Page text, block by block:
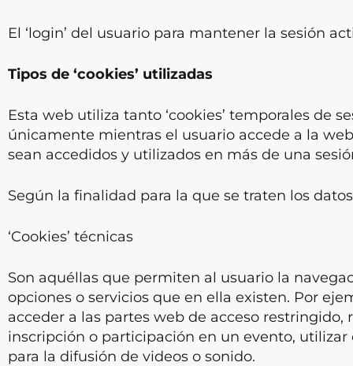
El ‘login’ del usuario para mantener la sesión
Tipos de ‘cookies’ utilizadas
Esta web utiliza tanto ‘cookies’ temporales de
únicamente mientras el usuario accede a la
sean accedidos y utilizados en más de una
Según la finalidad para la que se traten los
‘Cookies’ técnicas
Son aquéllas que permiten al usuario la
opciones o servicios que en ella existen. Por
acceder a las partes web de acceso
inscripción o participación en un evento,
para la difusión de videos o sonido.